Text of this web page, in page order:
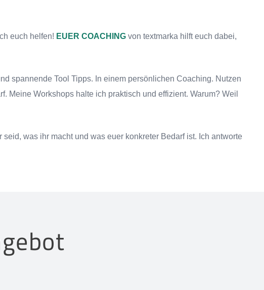
euch helfen! EUER COACHING von textmarka hilft euch dabei,
spannende Tool Tipps. In einem persönlichen Coaching. Nutzen
Meine Workshops halte ich praktisch und effizient. Warum? Weil
was ihr macht und was euer konkreter Bedarf ist. Ich antworte